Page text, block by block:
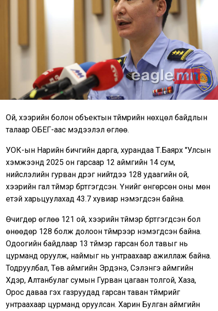
Ой, хээрийн болон объектын түймрийн нөхцөл байдлын
талаар ОБЕГ-аас мэдээлэл өглөө.
УОК-ын Нарийн бичгийн дарга, хурандаа Т.Баярхүү "Улсын
хэмжээнд 2025 он гарсаар 12 аймгийн 14 сум,
нийслэлийн гурван дүүрэг нийтдээ 128 удаагийн ой,
хээрийн гал түймэр бүртгэгдсэн. Үүнийг өнгөрсөн оны мөн
үетэй харьцуулахад 43.7 хувиар нэмэгдсэн байна.
Өчигдөр өглөө 121 ой, хээрийн түймэр бүртгэгдсэн бол
өнөөдөр 128 болж долоон түймрээр нэмэгдсэн байна.
Одоогийн байдлаар 13 түймэр гарсан бол тавыг нь
цурманд оруулж, наймыг нь унтраахаар ажиллаж байна.
Тодруулбал, Төв аймгийн Эрдэнэ, Сэлэнгэ аймгийн
Хүдэр, Алтанбулаг сумын Гурван цагаан толгой, Хаза,
Орос даваа гэх газруудад гарсан таван түймрийг
унтраахаар цурманд оруулсан. Харин Булган аймгийн